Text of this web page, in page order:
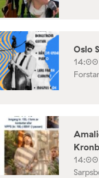
Oslo